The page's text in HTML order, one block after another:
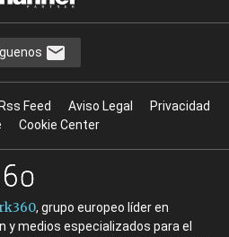
Rss Feed Aviso Legal
Privacidad
Cookie Center
, grupo europeo líder en
y medios especializados para el